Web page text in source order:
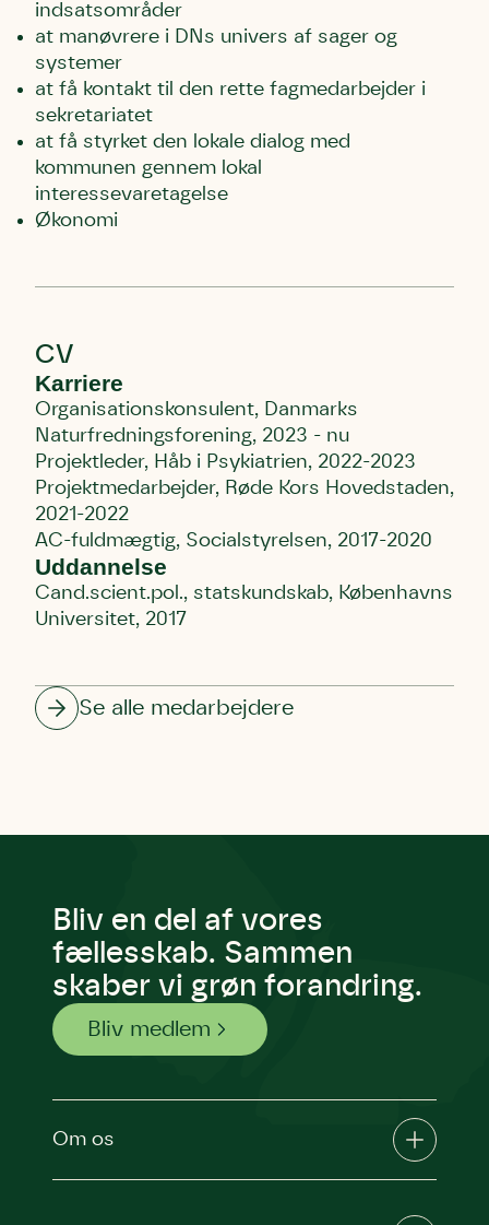
indsatsområder
at manøvrere i DNs univers af sager og
systemer
at få kontakt til den rette fagmedarbejder i
sekretariatet
at få styrket den lokale dialog med
kommunen gennem lokal
interessevaretagelse
Økonomi
CV
Karriere
Organisationskonsulent, Danmarks
Naturfredningsforening, 2023 - nu
Projektleder, Håb i Psykiatrien, 2022-2023
Projektmedarbejder, Røde Kors Hovedstaden,
2021-2022
AC-fuldmægtig, Socialstyrelsen, 2017-2020
Uddannelse
Cand.scient.pol., statskundskab, Københavns
Universitet, 2017
Se alle medarbejdere
Bliv en del af vores
fællesskab. Sammen
skaber vi grøn forandring.
Bliv medlem
Om os
Du skriver under på
Linie 1
Test
Linie 2
kontakte mig med nyt om sagen samt fremtidige
underskriftindsamlinger og andre støttemuligheder.
Jeg kan til enhver tid tilbagekalde dette samtykke
Du skriver under på
Første punkt
Endelig er kvashegnet også et godt
mest kendte af de danske
Andet punkt
Humlebier bestøver effektivt
blomster og afgrøder i din have.
kontakte mig med nyt om sagen samt fremtidige
underskriftindsamlinger og andre støttemuligheder.
Jeg kan til enhver tid tilbagekalde dette samtykke
Du skriver under på
Storken tilbage til Kolding
kontakte mig med nyt om sagen samt fremtidige
underskriftindsamlinger og andre støttemuligheder.
Jeg kan til enhver tid tilbagekalde dette samtykke